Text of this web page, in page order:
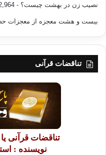
نصیب زن در بهشت چیست؟ - 152,964 بازدید
بیست و هشت معجزه از معجزات
تناقضات قرآنی
تناقضات قرآنی
نویسنده :